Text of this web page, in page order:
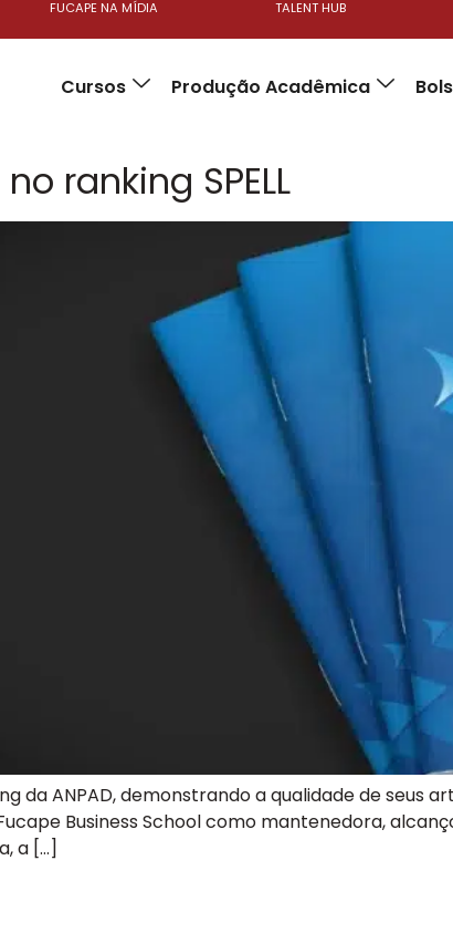
FUCAPE NA MÍDIA TALENT HUB
Cursos Produção Acadêmica
ranking SPELL
da ANPAD, demonstrando a qualidade de seus
Business School como mantenedora,
a […]